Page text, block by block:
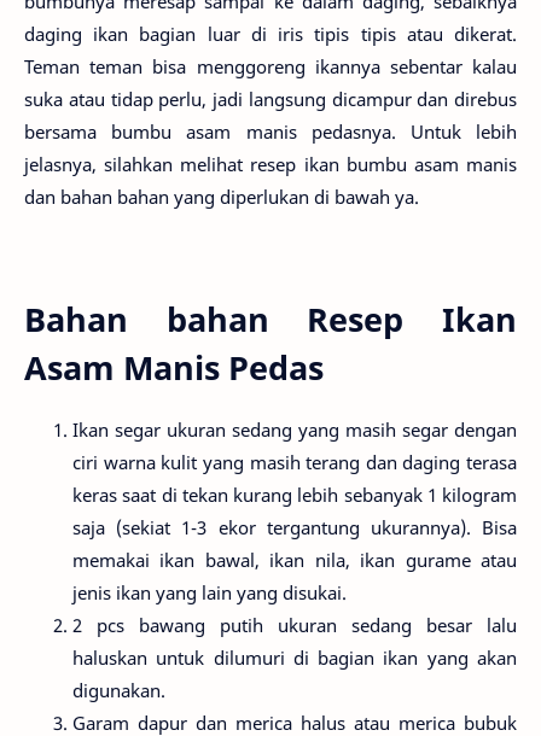
daging ikan bagian luar di iris tipis tipis atau dikerat.
Teman teman bisa menggoreng ikannya sebentar kalau
suka atau tidap perlu, jadi langsung dicampur dan direbus
bersama bumbu asam manis pedasnya. Untuk lebih
jelasnya, silahkan melihat resep ikan bumbu asam manis
dan bahan bahan yang diperlukan di bawah ya.
Bahan bahan Resep Ikan
Asam Manis Pedas
Ikan segar ukuran sedang yang masih segar dengan
ciri warna kulit yang masih terang dan daging terasa
keras saat di tekan kurang lebih sebanyak 1 kilogram
saja (sekiat 1-3 ekor tergantung ukurannya). Bisa
memakai ikan bawal, ikan nila, ikan gurame atau
jenis ikan yang lain yang disukai.
2 pcs bawang putih ukuran sedang besar lalu
haluskan untuk dilumuri di bagian ikan yang akan
digunakan.
Garam dapur dan merica halus atau merica bubuk